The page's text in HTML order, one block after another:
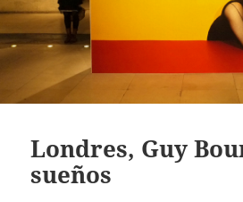
Londres, Guy
sueños